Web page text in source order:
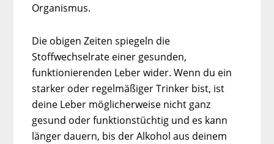
Organismus.
Die obigen Zeiten spiegeln die
Stoffwechselrate einer gesunden,
funktionierenden Leber wider. Wenn du ein
starker oder regelmäßiger Trinker bist, ist
deine Leber möglicherweise nicht ganz
gesund oder funktionstüchtig und es kann
länger dauern, bis der Alkohol aus deinem